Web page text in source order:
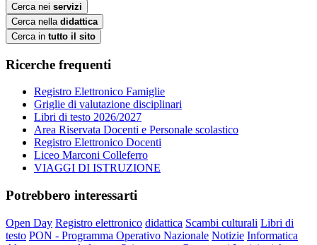
Cerca nei servizi
Cerca nella didattica
Cerca in tutto il sito
Ricerche frequenti
Registro Elettronico Famiglie
Griglie di valutazione disciplinari
Libri di testo 2026/2027
Area Riservata Docenti e Personale scolastico
Registro Elettronico Docenti
Liceo Marconi Colleferro
VIAGGI DI ISTRUZIONE
Potrebbero interessarti
Open Day Registro elettronico didattica Scambi culturali Libri di
testo PON - Programma Operativo Nazionale Notizie Informatica